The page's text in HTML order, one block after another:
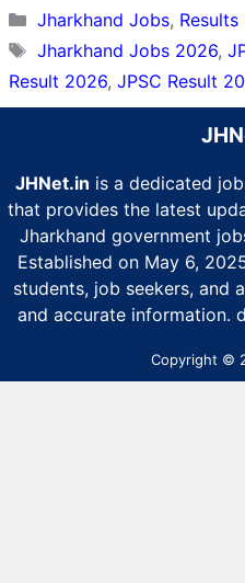
Categories
Jharkhand Jobs, Results
Tags
Jharkhand Jobs 2026,
Result 2026, JPSC Result
JHNet.in is a dedicated
that provides the latest
Jharkhand government
Established on May 6,
students, job seekers, and
and accurate information.
Copyright ©